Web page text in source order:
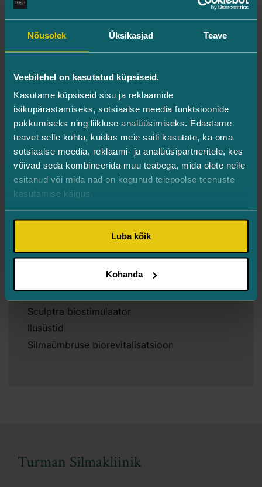
Nõusolek Üksikasjad Teave
Veebilehel on kasutatud küpsiseid.
Kasutame küpsiseid sisu ja reklaamide
isikupärastamiseks, sotsiaalse meedia funktsioonide
pakkumiseks ning liikluse analüüsimiseks. Edastame
teavet selle kohta, kuidas meie saiti kasutate, ka oma
sotsiaalse meedia, reklaami- ja analüüsipartneritele, kes
võivad seda kombineerida muu teabega, mida olete neile
esitanud või mida nad on kogunud teiepoolse teenuste
kasutamise käigus.
Luba kõik
Kohanda
OptiLift silmaümbruse protseduurid
Silmalaugude korrigeerimine ehk
OptiLight IPL esteetilised protseduurid
Esteetiline laserravi
RedTouch laserprotseduurid
Silmaümbruse laserlihvimine ehk CO2-laser
resurfacing
Iluhoolitsused
Silmaspaa ja iluhooldused
BioRePeel Cl3 koorimine
Süsteprotseduurid
Sculptra biostimulaator
Ilusüstid
Silmaümbruse biorevitalisatsioon
Turman Silmakliinik